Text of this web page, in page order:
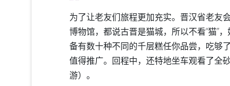
为了让老友们旅程更加充实。晋汉省老友
博物馆，都说古晋是猫城，所以不看“猫”
备有数十种不同的千层糕任你品尝，吃够
值得推广。回程中，还特地坐车观看了全
游）。